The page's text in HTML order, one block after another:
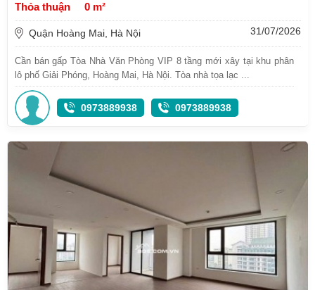
Thỏa thuận
0 m²
Quận Hoàng Mai, Hà Nội 31/07/2026
Cần bán gấp Tòa Nhà Văn Phòng VIP 8 tầng mới xây tại khu phân
lô phố Giải Phóng, Hoàng Mai, Hà Nội. Tòa nhà tọa lạc ...
0973889938 0973889938